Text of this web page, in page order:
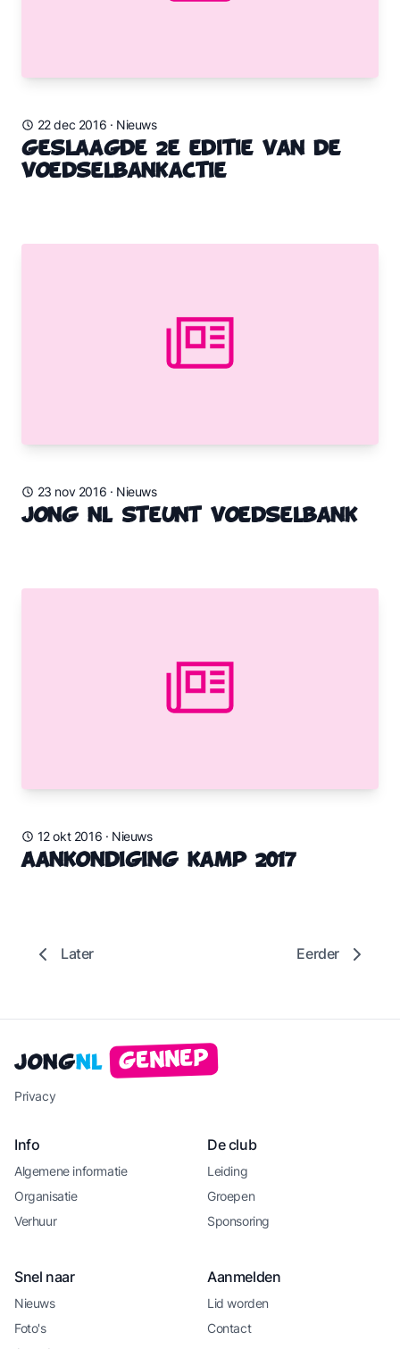
22 dec 2016 · Nieuws
Geslaagde 2e editie van de
Voedselbankactie
23 nov 2016 · Nieuws
JONG NL STEUNT VOEDSELBANK
12 okt 2016 · Nieuws
Aankondiging kamp 2017
Later Eerder
JongNL Gennep
Privacy
Info
Algemene informatie
Organisatie
Verhuur
De club
Leiding
Groepen
Sponsoring
Snel naar
Nieuws
Foto's
Aanmelden
Lid worden
Contact